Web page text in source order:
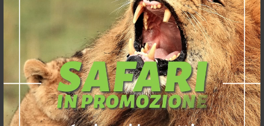
Posso fare un safari Tanzania con estensione mare a
È possibile prenotare un safari privato in Tanzania?